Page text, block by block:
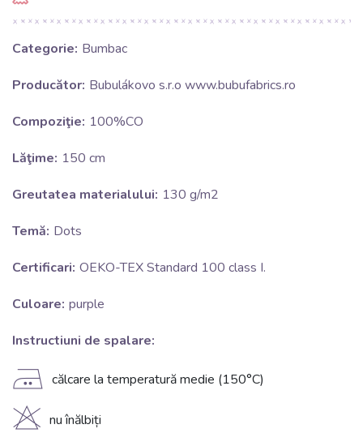
Categorie: Bumbac
Producător: Bubulákovo s.r.o www.bubufabrics.ro
Compoziţie: 100%CO
Lăţime: 150 cm
Greutatea materialului: 130 g/m2
Temă: Dots
Certificari: OEKO-TEX Standard 100 class I.
Culoare: purple
Instructiuni de spalare:
E călcare la temperatură medie (150°C)
H nu înălbiți